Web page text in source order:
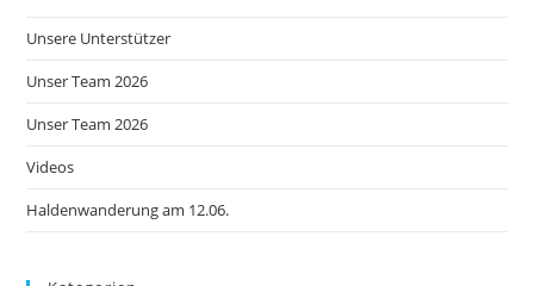
Unsere Unterstützer
Unser Team 2026
Unser Team 2026
Videos
Haldenwanderung am 12.06.